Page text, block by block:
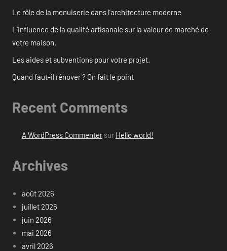
Le rôle de la menuiserie dans l’architecture moderne
L’influence de la qualité artisanale sur la valeur de marché de
votre maison.
Les aides et subventions pour votre projet.
Quand faut-il rénover ? On fait le point
Recent Comments
A WordPress Commentersur Hello world!
Archives
août 2026
juillet 2026
juin 2026
mai 2026
avril 2026